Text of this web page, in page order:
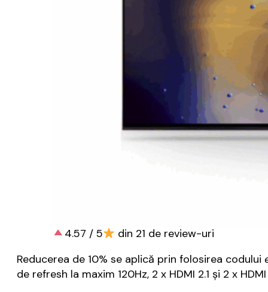
4.57 / 5
din 21 de review-uri
Reducerea de 10% se aplică prin folosirea codului
de refresh la maxim 120Hz, 2 x HDMI 2.1 și 2 x